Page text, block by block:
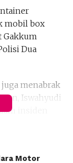
mobil box
Gakkum
Dua
menabrak
Iswahyudi
insiden
Motor